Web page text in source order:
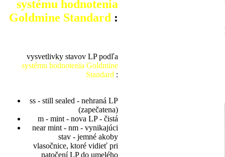
systému hodnotenia
Goldmine Standard :
vysvetlivky stavov LP podľa
systému hodnotenia Goldmine
Standard :
ss - still sealed - nehraná LP
(zapečatena)
m - mint - nova LP - čistá
near mint - nm - vynikajúci
stav - jemné akoby
vlasočnice, ktoré vidieť pri
natočení LP do umelého